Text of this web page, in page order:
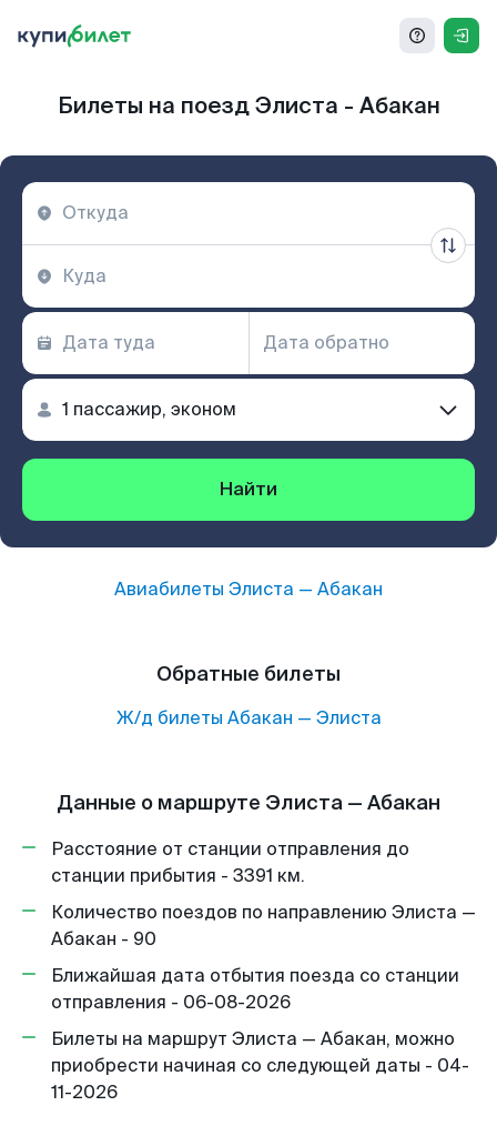
Билеты на поезд Элиста - Абакан
Найти
Авиабилеты Элиста — Абакан
Обратные билеты
Ж/д билеты Абакан — Элиста
Данные о маршруте Элиста — Абакан
Расстояние от станции отправления до
станции прибытия - 3391 км.
Количество поездов по направлению Элиста —
Абакан - 90
Ближайшая дата отбытия поезда со станции
отправления - 06-08-2026
Билеты на маршрут Элиста — Абакан, можно
приобрести начиная со следующей даты - 04-
11-2026